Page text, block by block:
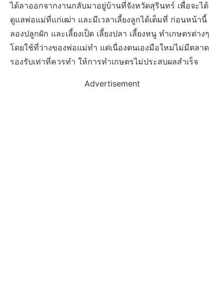
ได้ลาออกจากงานกลับมาอยู่บ้านที่จังหวัดสุรินทร์ เพื่อจะได้
ดูแลพ่อแม่ที่แก่เฒ่า และมีเวลาเลี้ยงลูกได้เต็มที่ ก่อนหน้านี้
ลองปลูกผัก และเลี้ยงเป็ด เลี้ยงปลา เลี้ยงหนู ทำเกษตรต่างๆ
โดยใช้ที่ว่างของพ่อแม่ทำ แต่เนื่องตนเองมือใหม่ไม่มีตลาด
รองรับเท่าที่ควรทำ ให้การทำเกษตรไม่ประสบผลสำเร็จ
Advertisement